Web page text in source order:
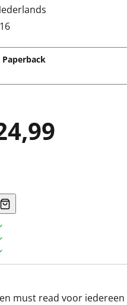
Paperback
must read voor